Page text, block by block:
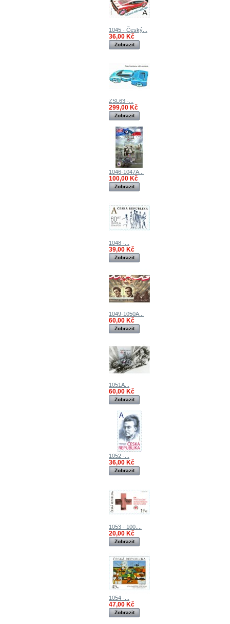
1045 - Český...
36,00 Kč
Zobrazit
ZSL63 -...
299,00 Kč
Zobrazit
1046-1047A...
100,00 Kč
Zobrazit
1048 -...
39,00 Kč
Zobrazit
1049-1050A...
60,00 Kč
Zobrazit
1051A...
60,00 Kč
Zobrazit
1052 -...
36,00 Kč
Zobrazit
1053 - 100....
20,00 Kč
Zobrazit
1054 -...
47,00 Kč
Zobrazit